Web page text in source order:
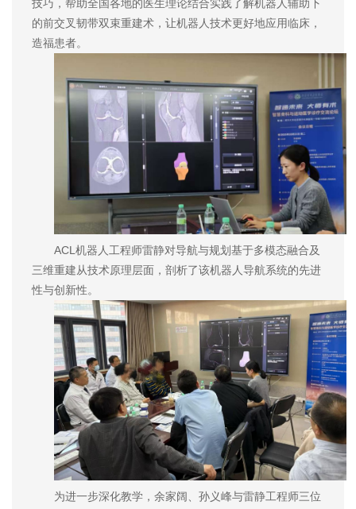
技巧，帮助全国各地的医生理论结合实践了解机器人辅助下
的前交叉韧带双束重建术，让机器人技术更好地应用临床，
造福患者。
ACL机器人工程师雷静对导航与规划基于多模态融合及
三维重建从技术原理层面，剖析了该机器人导航系统的先进
性与创新性。
为进一步深化教学，余家阔、孙义峰与雷静工程师三位